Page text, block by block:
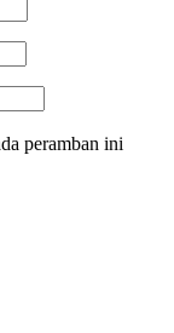
peramban ini